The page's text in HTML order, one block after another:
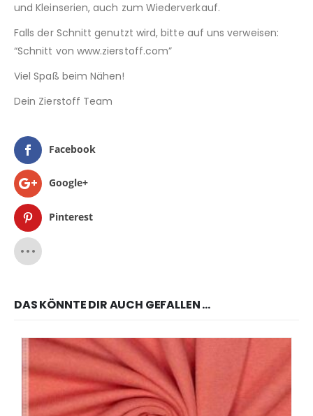
und Kleinserien, auch zum Wiederverkauf.
Falls der Schnitt genutzt wird, bitte auf uns verweisen:
“Schnitt von www.zierstoff.com”
Viel Spaß beim Nähen!
Dein Zierstoff Team
Facebook
Google+
Pinterest
DAS KÖNNTE DIR AUCH GEFALLEN …